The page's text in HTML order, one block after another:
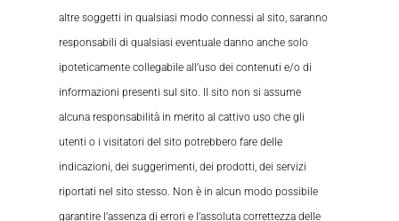
altre soggetti in qualsiasi modo connessi al sito, saranno
responsabili di qualsiasi eventuale danno anche solo
ipoteticamente collegabile all’uso dei contenuti e/o di
informazioni presenti sul sito. Il sito non si assume
alcuna responsabilità in merito al cattivo uso che gli
utenti o i visitatori del sito potrebbero fare delle
indicazioni, dei suggerimenti, dei prodotti, dei servizi
riportati nel sito stesso. Non è in alcun modo possibile
garantire l’assenza di errori e l’assoluta correttezza delle